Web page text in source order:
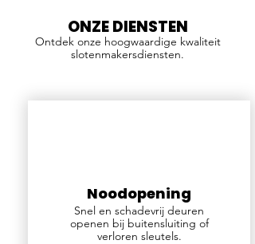
ONZE DIENSTEN
Ontdek onze hoogwaardige kwaliteit
slotenmakersdiensten.
Noodopening
Snel en schadevrij deuren
openen bij buitensluiting of
verloren sleutels.